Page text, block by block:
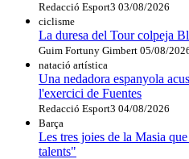
Redacció Esport3 03/08/2026
ciclisme
La duresa del Tour colpeja
Guim Fortuny Gimbert 05/08/
natació artística
Una nedadora espanyola
l'exercici de Fuentes
Redacció Esport3 04/08/2026
Barça
Les tres joies de la Masia
talents"